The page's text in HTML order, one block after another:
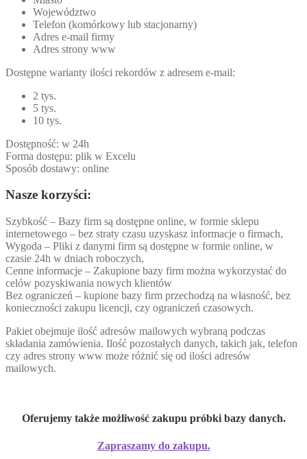
Województwo
Telefon (komórkowy lub stacjonarny)
Adres e-mail firmy
Adres strony www
Dostępne warianty ilości rekordów z adresem e-mail:
2 tys.
5 tys.
10 tys.
Dostępność: w 24h
Forma dostępu: plik w Excelu
Sposób dostawy: online
Nasze korzyści:
Szybkość – Bazy firm są dostępne online, w formie sklepu
internetowego – bez straty czasu uzyskasz informacje o firmach,
Wygoda – Pliki z danymi firm są dostępne w formie online, w
czasie 24h w dniach roboczych,
Cenne informacje – Zakupione bazy firm można wykorzystać do
celów pozyskiwania nowych klientów
Bez ograniczeń – kupione bazy firm przechodzą na własność, bez
konieczności zakupu licencji, czy ograniczeń czasowych.
Pakiet obejmuje ilość adresów mailowych wybraną podczas
składania zamówienia. Ilość pozostałych danych, takich jak, telefon
czy adres strony www może różnić się od ilości adresów
mailowych.
Oferujemy także możliwość zakupu próbki bazy danych.
Zapraszamy do zakupu.